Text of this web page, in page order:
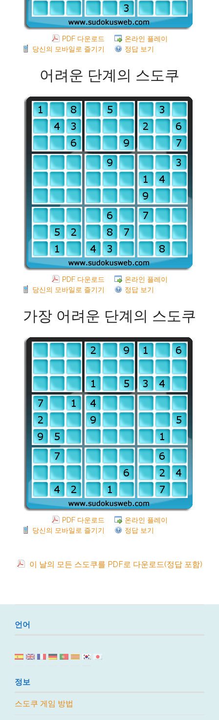
PDF 다운로드
온라인 플레이
당신의 모바일로 즐기기
정답 보기
어려운 단계의 스도쿠
PDF 다운로드
온라인 플레이
당신의 모바일로 즐기기
정답 보기
가장 어려운 단계의 스도쿠
PDF 다운로드
온라인 플레이
당신의 모바일로 즐기기
정답 보기
이 날의 모든 스도쿠를 PDF로 다운로드(정답 포함)
언어
정보
스도쿠 게임 방법